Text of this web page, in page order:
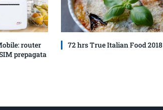
router
prepagata
72 hrs True Italian Food 2018